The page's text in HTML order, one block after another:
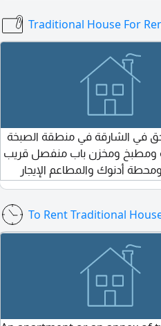
Traditional House For
في الشارقة في منطقة الصبخة
ومطبخ ومخزن باب منفصل قريب
أدنوك والمطاعم الإيجار
To Rent Traditional